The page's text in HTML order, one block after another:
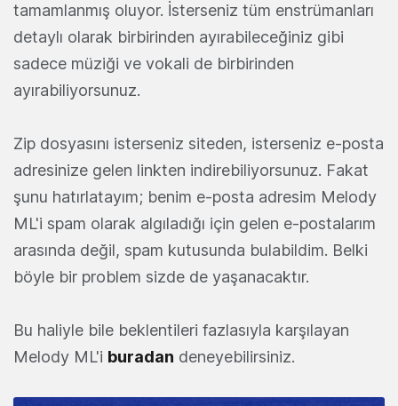
tamamlanmış oluyor. İsterseniz tüm enstrümanları
detaylı olarak birbirinden ayırabileceğiniz gibi
sadece müziği ve vokali de birbirinden
ayırabiliyorsunuz.
Zip dosyasını isterseniz siteden, isterseniz e-posta
adresinize gelen linkten indirebiliyorsunuz. Fakat
şunu hatırlatayım; benim e-posta adresim Melody
ML'i spam olarak algıladığı için gelen e-postalarım
arasında değil, spam kutusunda bulabildim. Belki
böyle bir problem sizde de yaşanacaktır.
Bu haliyle bile beklentileri fazlasıyla karşılayan
Melody ML'i buradan deneyebilirsiniz.